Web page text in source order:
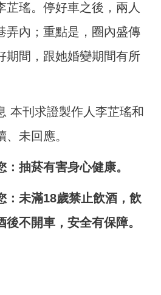
芷瑤。停好車之後，兩人
弄內；重點是，圈內盛傳
期間，跟她婚變期間有所
本刊求證製作人李芷瑤和
未回應。
抽菸有害身心健康。
未滿18歲禁止飲酒，飲
不開車，安全有保障。